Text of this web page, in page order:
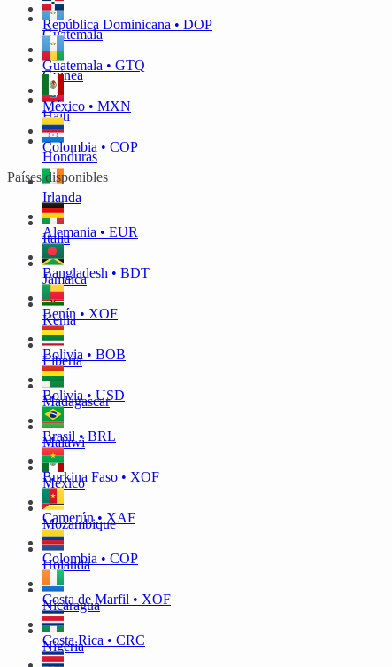
Guatemala
Guinea
Haití
Honduras
Irlanda
Italia
Jamaica
Kenia
Liberia
Madagascar
Malawi
México
Mozambique
Holanda
Nicaragua
Nigeria
República Dominicana • DOP
Guatemala • GTQ
México • MXN
Colombia • COP
Países disponibles
Alemania • EUR
Bangladesh • BDT
Benín • XOF
Bolivia • BOB
Bolivia • USD
Brasil • BRL
Burkina Faso • XOF
Camerún • XAF
Colombia • COP
Costa de Marfil • XOF
Costa Rica • CRC